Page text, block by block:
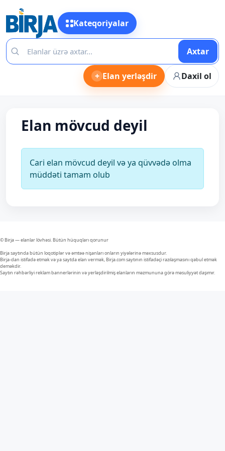
Kateqoriyalar
Axtar
+ Elan yerləşdir Daxil ol
Elan mövcud deyil
Cari elan mövcud deyil və ya qüvvədə olma
müddəti tamam olub
© Birja — elanlar lövhəsi. Bütün hüquqları qorunur
Birja saytında bütün loqotiplər və əmtəə nişanları onların yiyələrinə məxsusdur.
Birja-dan istifadə etmək və ya saytda elan vermək, Birja.com saytının istifadəçi razılaşmasını qəbul etmək
deməkdir.
Saytın rəhbərliyi reklam bannerlərinin və yerləşdirilmiş elanların məzmununa görə məsuliyyət daşımır.